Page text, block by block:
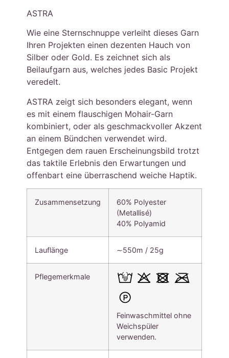
ASTRA
Wie eine Sternschnuppe verleiht dieses Garn
Ihren Projekten einen dezenten Hauch von
Silber oder Gold. Es zeichnet sich als
Beilaufgarn aus, welches jedes Basic Projekt
veredelt.
ASTRA zeigt sich besonders elegant, wenn
es mit einem flauschigen Mohair-Garn
kombiniert, oder als geschmackvoller Akzent
an einem Bündchen verwendet wird.
Entgegen dem rauen Erscheinungsbild trotzt
das taktile Erlebnis den Erwartungen und
offenbart eine überraschend weiche Haptik.
Zusammensetzung
60% Polyester
(Metallisé)
40% Polyamid
Lauflänge ∼550m / 25g
Pflegemerkmale
Feinwaschmittel ohne
Weichspüler
verwenden.